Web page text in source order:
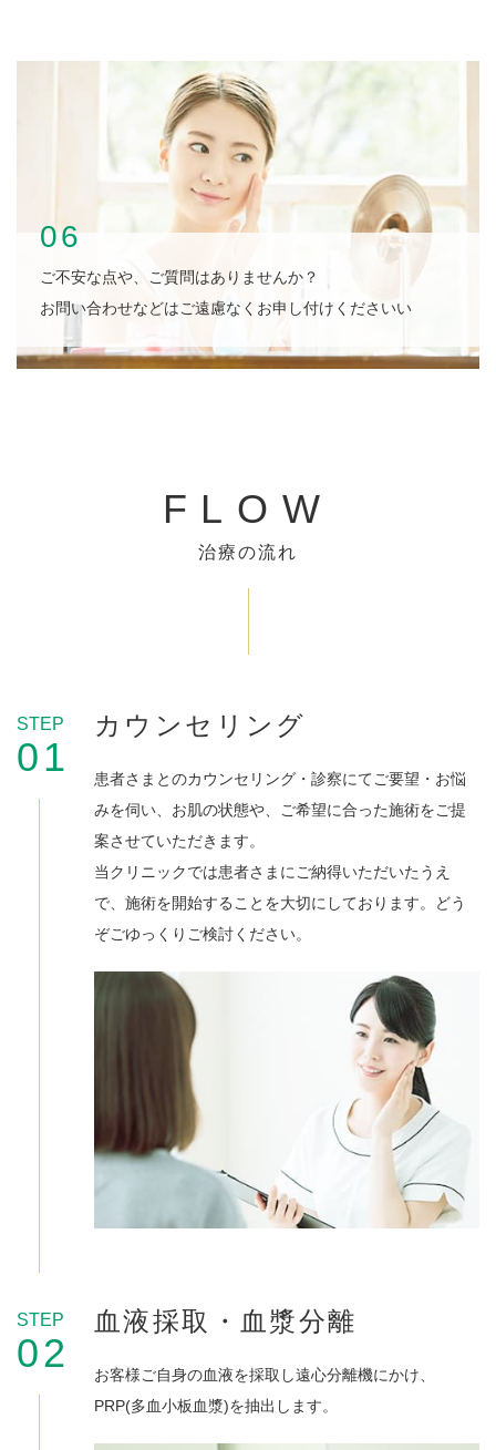
06
ご不安な点や、ご質問はありませんか？
お問い合わせなどはご遠慮なくお申し付けくださいい
FLOW
治療の流れ
STEP
01
カウンセリング
患者さまとのカウンセリング・診察にてご要望・お悩
みを伺い、お肌の状態や、ご希望に合った施術をご提
案させていただきます。
当クリニックでは患者さまにご納得いただいたうえ
で、施術を開始することを大切にしております。どう
ぞごゆっくりご検討ください。
STEP
02
血液採取・血漿分離
お客様ご自身の血液を採取し遠心分離機にかけ、
PRP(多血小板血漿)を抽出します。